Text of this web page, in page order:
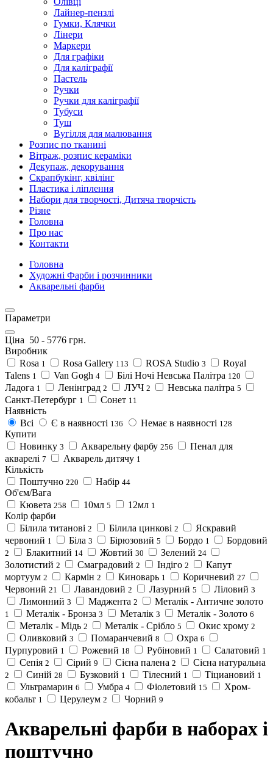
Лайнер-пензлі
Гумки, Клячки
Лінери
Маркери
Для графіки
Для каліграфії
Пастель
Ручки
Ручки для каліграфії
Тубуси
Туш
Вугілля для малювання
Розпис по тканині
Вітраж, розпис кераміки
Декупаж, декорування
Скрапбукінг, квілінг
Пластика і ліплення
Набори для творчості, Дитяча творчість
Різне
Головна
Про нас
Контакти
Головна
Художні Фарби і розчинники
Акварельні фарби
Параметри
Ціна 50 - 5776 грн.
Виробник
Rosa 1 Rosa Gallery 113 ROSA Studio 3
Royal
Talens 1 Van Gogh 4 Білі Ночі Невська Палітра 120
Ладога 1 Ленінград 2 ЛУЧ 2 Невська палітра 5
Санкт-Петербург 1 Сонет 11
Наявність
Всі
Є в наявності 136 Немає в наявності 128
Купити
Новинку 3 Акварельну фарбу 256
Пенал для
акварелі 7 Акварель дитячу 1
Кількість
Поштучно 220 Набір 44
Об'єм/Вага
Кювета 258 10мл 5 12мл 1
Колір фарби
Білила титанові 2 Білила цинкові 2
Яскравий
червоний 1 Біла 3 Бірюзовий 5 Бордо 1 Бордовий
2 Блакитний 14 Жовтий 30 Зелений 24
Золотистий 2 Смаградовий 2 Індіго 2
Капут
мортуум 2 Кармін 2 Киноварь 1 Коричневий 27
Червоний 21 Лавандовий 2 Лазурний 5 Ліловий 3
Лимонний 3 Маджента 2 Металік - Античне золото
1 Металік - Бронза 3 Металік 3 Металік - Золото 6
Металік - Мідь 2 Металік - Срібло 5 Окис хрому 2
Оливковий 3 Помаранчевий 8 Охра 6
Пурпуровий 1 Рожевий 18 Рубіновий 1 Салатовий 1
Сепія 2 Сірий 9 Сієна палена 2 Сієна натуральна
2 Синій 28 Бузковий 1 Тілесний 1 Тіциановий 1
Ультрамарин 6 Умбра 4 Фіолетовий 15
Хром-
кобальт 1 Церулеум 2 Чорний 9
Акварельні фарби в наборах і
поштучно